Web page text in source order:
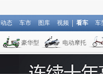
动态 车市 图库 视频 看车 车
豪华型 电动摩托